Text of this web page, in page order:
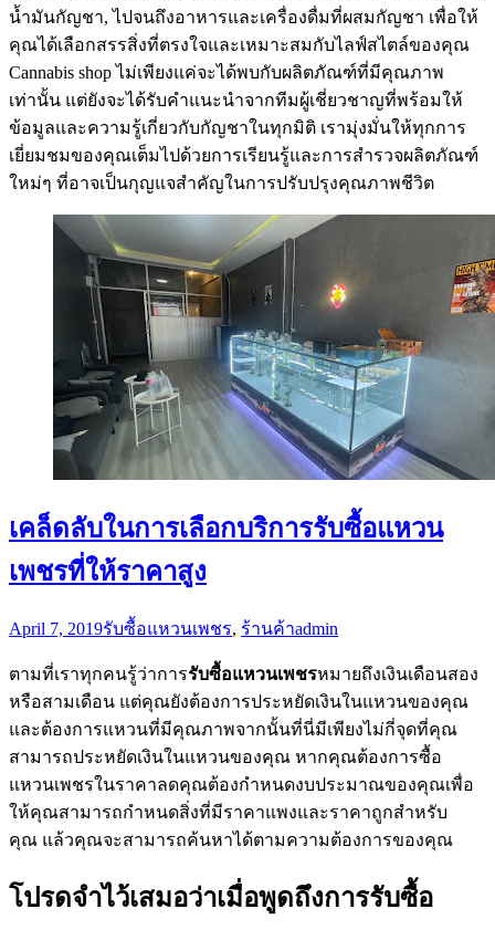
น้ำมันกัญชา, ไปจนถึงอาหารและเครื่องดื่มที่ผสมกัญชา เพื่อให้
คุณได้เลือกสรรสิ่งที่ตรงใจและเหมาะสมกับไลฟ์สไตล์ของคุณ
Cannabis shop ไม่เพียงแค่จะได้พบกับผลิตภัณฑ์ที่มีคุณภาพ
เท่านั้น แต่ยังจะได้รับคำแนะนำจากทีมผู้เชี่ยวชาญที่พร้อมให้
ข้อมูลและความรู้เกี่ยวกับกัญชาในทุกมิติ เรามุ่งมั่นให้ทุกการ
เยี่ยมชมของคุณเต็มไปด้วยการเรียนรู้และการสำรวจผลิตภัณฑ์
ใหม่ๆ ที่อาจเป็นกุญแจสำคัญในการปรับปรุงคุณภาพชีวิต
เคล็ดลับในการเลือกบริการรับซื้อแหวน
เพชรที่ให้ราคาสูง
April 7, 2019รับซื้อแหวนเพชร, ร้านค้าadmin
ตามที่เราทุกคนรู้ว่าการรับซื้อแหวนเพชรหมายถึงเงินเดือนสอง
หรือสามเดือน แต่คุณยังต้องการประหยัดเงินในแหวนของคุณ
และต้องการแหวนที่มีคุณภาพจากนั้นที่นี่มีเพียงไม่กี่จุดที่คุณ
สามารถประหยัดเงินในแหวนของคุณ หากคุณต้องการซื้อ
แหวนเพชรในราคาลดคุณต้องกำหนดงบประมาณของคุณเพื่อ
ให้คุณสามารถกำหนดสิ่งที่มีราคาแพงและราคาถูกสำหรับ
คุณ แล้วคุณจะสามารถค้นหาได้ตามความต้องการของคุณ
โปรดจำไว้เสมอว่าเมื่อพูดถึงการรับซื้อ